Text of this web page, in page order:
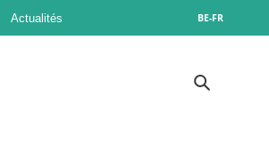
Actualités BE-FR